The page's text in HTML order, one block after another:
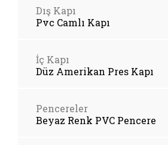
Dış Kapı
Pvc Camlı Kapı
İç Kapı
Düz Amerikan Pres Kapı
Pencereler
Beyaz Renk PVC Pencere